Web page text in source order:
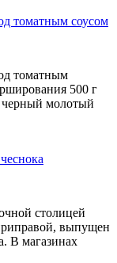
томатным соусом
томатным
500 г
черный молотый
столицей
выпущен
В магазинах